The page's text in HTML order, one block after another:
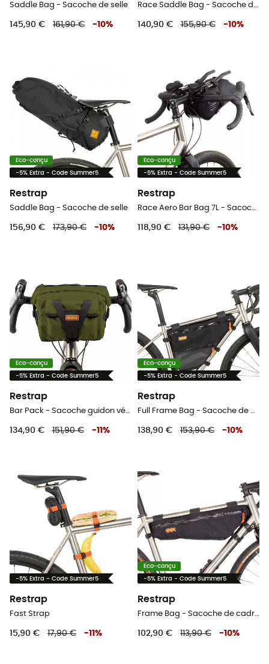
Saddle Bag - Sacoche de selle
145,90 € 161,90 € -10%
Race Saddle Bag - Sacoche de selle
140,90 € 155,90 € -10%
Eco-conçu
-5% Extra - Code Summer5
Restrap
Saddle Bag - Sacoche de selle
156,90 € 173,90 € -10%
Eco-conçu
-5% Extra - Code Summer5
Restrap
Race Aero Bar Bag 7L - Sacoche guidon vélo
118,90 € 131,90 € -10%
Eco-conçu
-5% Extra - Code Summer5
Restrap
Bar Pack - Sacoche guidon vélo
134,90 € 151,90 € -11 %
Eco-conçu
-5% Extra - Code Summer5
Restrap
Full Frame Bag - Sacoche de cadre vélo
138,90 € 153,90 € -10%
-5% Extra - Code Summer5
Restrap
Fast Strap
15,90 € 17,90 € -11 %
Eco-conçu
-5% Extra - Code Summer5
Restrap
Frame Bag - Sacoche de cadre vélo
102,90 € 113,90 € -10%